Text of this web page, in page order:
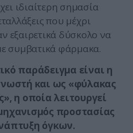
ιδιαίτερη σημασία
που μέχρι
εξαιρετικά δύσκολο να
συμβατικά φάρμακα.
παράδειγμα είναι η
και ως «φύλακας
η οποία λειτουργεί
προστασίας
όγκων.